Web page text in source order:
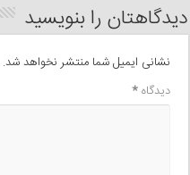
دیدگاهتان را بنویسید
نشانی ایمیل شما منتشر نخواهد شد.
دیدگاه*